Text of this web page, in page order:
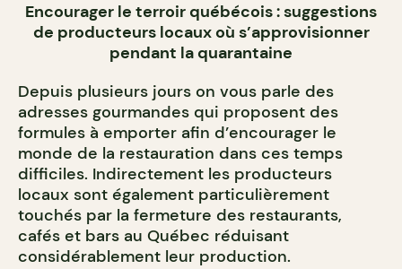
Encourager le terroir québécois : suggestions
de producteurs locaux où s’approvisionner
pendant la quarantaine
Depuis plusieurs jours on vous parle des
adresses gourmandes qui proposent des
formules à emporter afin d’encourager le
monde de la restauration dans ces temps
difficiles. Indirectement les producteurs
locaux sont également particulièrement
touchés par la fermeture des restaurants,
cafés et bars au Québec réduisant
considérablement leur production.